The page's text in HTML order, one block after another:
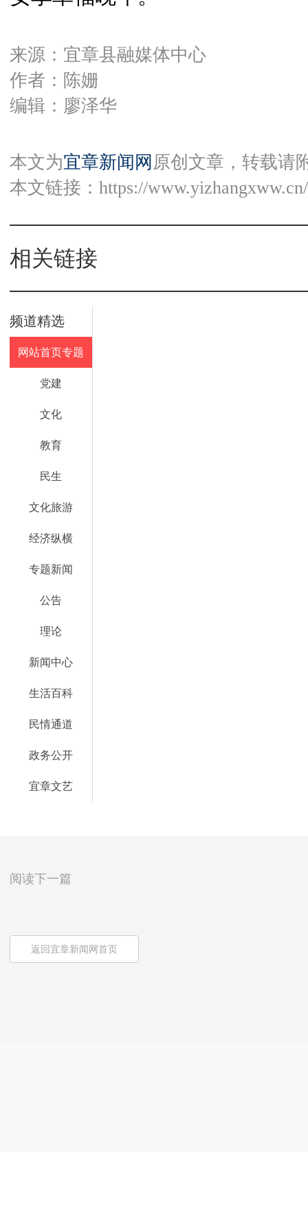
来源：宜章县融媒体中心
作者：陈姗
编辑：廖泽华
本文为宜章新闻网 原创文章，转载请
本文链接： https://
相关链接
频道精选
网站首页专题
党建
文化
教育
民生
文化旅游
经济纵横
专题新闻
公告
理论
新闻中心
生活百科
民情通道
政务公开
宜章文艺
阅读下一篇
返回宜章新闻网首页